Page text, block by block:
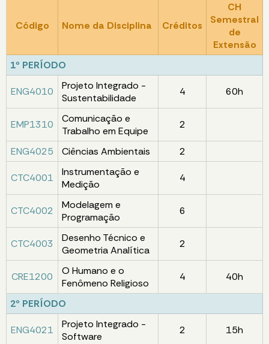
Código Nome da Disciplina Créditos
CH
Semestral
de
Extensão
1º PERÍODO
ENG4010
Projeto Integrado -
Sustentabilidade
4 60h
EMP1310
Comunicação e
Trabalho em Equipe
2
ENG4025 Ciências Ambientais 2
CTC4001
Instrumentação e
Medição
4
CTC4002
Modelagem e
Programação
6
CTC4003
Desenho Técnico e
Geometria Analítica
2
CRE1200
O Humano e o
Fenômeno Religioso
4 40h
2º PERÍODO
ENG4021
Projeto Integrado -
Software
2 15h